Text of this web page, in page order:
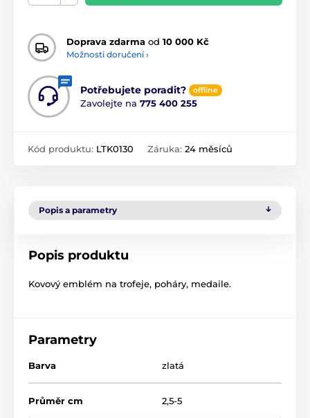
Doprava zdarma od 10 000 Kč
Možnosti doručení ›
Potřebujete poradit? offline
Zavolejte na 775 400 255
Kód produktu: LTK0130 Záruka: 24 měsíců
Popis a parametry
Popis produktu
Kovový emblém na trofeje, poháry, medaile.
Parametry
Barva zlatá
Průměr cm 2,5-5